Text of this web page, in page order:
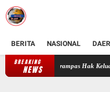
BERITA NASIONAL
BREAKING
NEWS Oknum Polisi